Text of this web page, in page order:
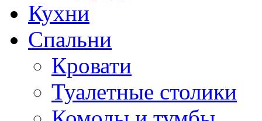
Кухни
Спальни
Кровати
Туалетные столики